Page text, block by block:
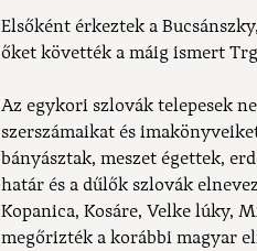
Elsőként érkeztek a
őket követték a máig ismert
Az egykori szlovák telepesek
szerszámaikat és
bányásztak, meszet égettek,
határ és a dűlők szlovák
Kopanica, Kosáre, Velke lúky,
megőrizték a korábbi magyar